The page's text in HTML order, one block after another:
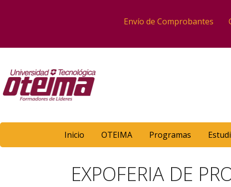
Envío de Comprobantes
Inicio OTEIMA Programas
EXPOFERIA DE